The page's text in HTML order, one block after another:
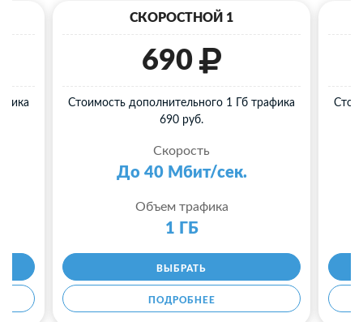
СКОРОСТНОЙ 1
690
Стоимость дополнительного 1 Гб трафика
690 руб.
Скорость
До 40 Мбит/сек.
Объем трафика
1 ГБ
ВЫБРАТЬ
ПОДРОБНЕЕ